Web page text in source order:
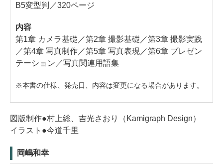
B5変型判／320ページ
内容
第1章 カメラ基礎／第2章 撮影基礎／第3章 撮影実践
／第4章 写真制作／第5章 写真表現／第6章 プレゼン
テーション／写真関連用語集
※本書の仕様、発売日、内容は変更になる場合があります。
図版制作●村上総、吉光さおり（Kamigraph Design）
イラスト●今道千里
岡嶋和幸